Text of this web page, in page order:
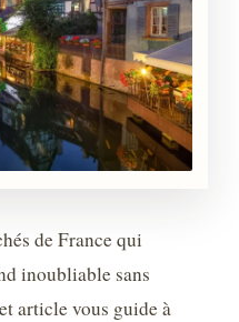
de France qui
inoubliable sans
article vous guide à